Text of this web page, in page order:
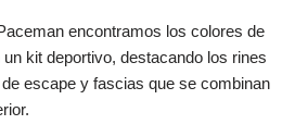
encontramos los colores de
kit deportivo, destacando los rines
escape y fascias que se combinan